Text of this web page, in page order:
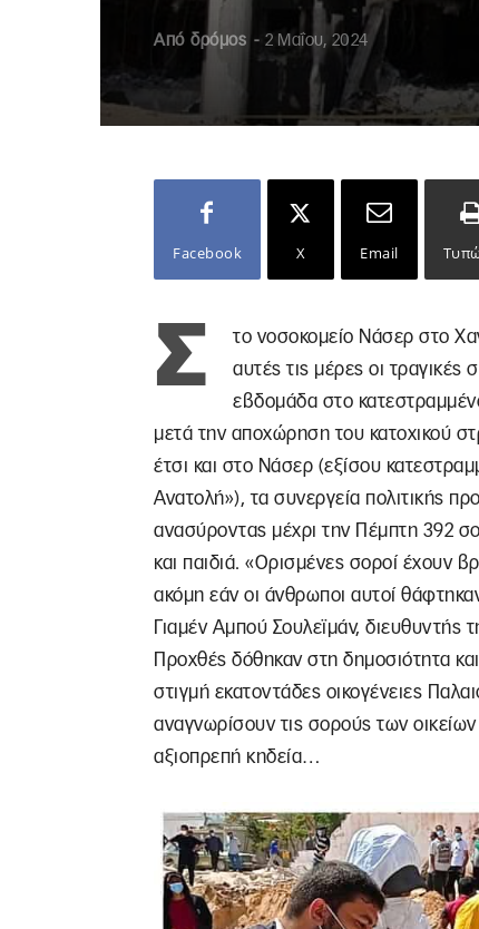
Από δρόμος - 2 Μαΐου, 2024
Facebook X Email
Σ
το νοσοκομείο Νάσερ στο
αυτές τις μέρες οι
εβδομάδα στο
μετά την αποχώρηση του κατοχικού
έτσι και στο Νάσερ (εξίσου
Ανατολή»), τα συνεργεία πολιτικής
ανασύροντας μέχρι την Πέμπτη 392
και παιδιά. «Ορισμένες σοροί έχουν
ακόμη εάν οι άνθρωποι αυτοί
Γιαμέν Αμπού Σουλεϊμάν, διευθυντής
Προχθές δόθηκαν στη δημοσιότητα
στιγμή εκατοντάδες οικογένειες
αναγνωρίσουν τις σορούς των
αξιοπρεπή κηδεία…